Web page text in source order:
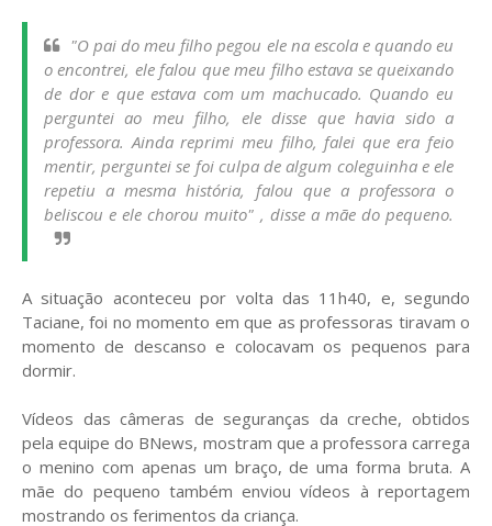
"O pai do meu filho pegou ele na escola e quando eu
o encontrei, ele falou que meu filho estava se queixando
de dor e que estava com um machucado. Quando eu
perguntei ao meu filho, ele disse que havia sido a
professora. Ainda reprimi meu filho, falei que era feio
mentir, perguntei se foi culpa de algum coleguinha e ele
repetiu a mesma história, falou que a professora o
beliscou e ele chorou muito" , disse a mãe do pequeno.
A situação aconteceu por volta das 11h40, e, segundo
Taciane, foi no momento em que as professoras tiravam o
momento de descanso e colocavam os pequenos para
dormir.
Vídeos das câmeras de seguranças da creche, obtidos
pela equipe do BNews, mostram que a professora carrega
o menino com apenas um braço, de uma forma bruta. A
mãe do pequeno também enviou vídeos à reportagem
mostrando os ferimentos da criança.